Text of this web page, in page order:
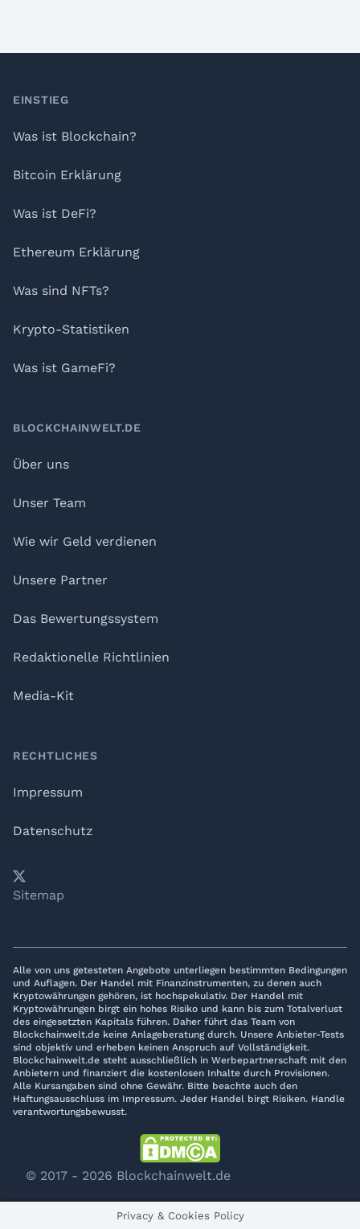
Footer
EINSTIEG
Was ist Blockchain?
Bitcoin Erklärung
Was ist DeFi?
Ethereum Erklärung
Was sind NFTs?
Krypto-Statistiken
Was ist GameFi?
BLOCKCHAINWELT.DE
Über uns
Unser Team
Wie wir Geld verdienen
Unsere Partner
Das Bewertungssystem
Redaktionelle Richtlinien
Media-Kit
RECHTLICHES
Impressum
Datenschutz
YouTube
𝕏LinkedIn
Telegram
Sitemap
Alle von uns getesteten Angebote unterliegen bestimmten Bedingungen
und Auflagen. Der Handel mit Finanzinstrumenten, zu denen auch
Kryptowährungen gehören, ist hochspekulativ. Der Handel mit
Kryptowährungen birgt ein hohes Risiko und kann bis zum Totalverlust
des eingesetzten Kapitals führen. Daher führt das Team von
Blockchainwelt.de keine Anlageberatung durch. Unsere Anbieter-Tests
sind objektiv und erheben keinen Anspruch auf Vollständigkeit.
Blockchainwelt.de steht ausschließlich in Werbepartnerschaft mit den
Anbietern und finanziert die kostenlosen Inhalte durch Provisionen.
Alle Kursangaben sind ohne Gewähr. Bitte beachte auch den
Haftungsausschluss im Impressum. Jeder Handel birgt Risiken. Handle
verantwortungsbewusst.
© 2017 - 2026 Blockchainwelt.de
Privacy & Cookies Policy